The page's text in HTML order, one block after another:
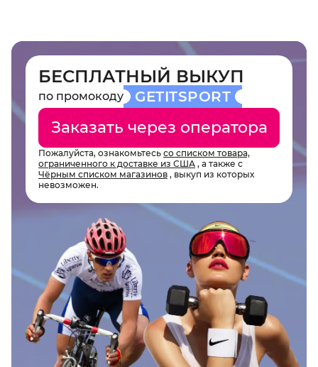
БЕСПЛАТНЫЙ ВЫКУП
по промокоду GETITSPORT
Заказать через оператора
Пожалуйста, ознакомьтесь со списком товара,
ограниченного к доставке из США , а также с
Чёрным списком магазинов , выкуп из которых
невозможен.